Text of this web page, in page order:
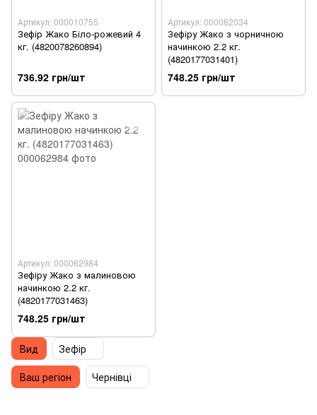
Артикул: 000010755
Зефір Жако Біло-рожевий 4
кг. (4820078260894)
736.92 грн/шт
Артикул: 000062034
Зефіру Жако з чорничною
начинкою 2.2 кг.
(4820177031401)
748.25 грн/шт
Артикул: 000062984
Зефіру Жако з малиновою
начинкою 2.2 кг.
(4820177031463)
748.25 грн/шт
Вид
Зефір
Ваш регіон
Чернівці